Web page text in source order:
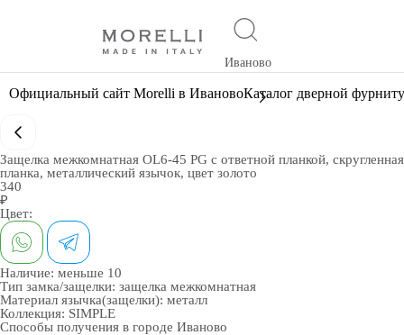
Иваново
Официальный сайт Morelli в ИвановоКаталог дверной
Защелка межкомнатная OL6-45 PG с ответной планкой, скругленная
планка, металлический язычок, цвет золото
340
₽
Цвет:
Наличие: меньше 10
Тип замка/защелки: защелка межкомнатная
Материал язычка(защелки): металл
Коллекция: SIMPLE
Способы получения в городе Иваново